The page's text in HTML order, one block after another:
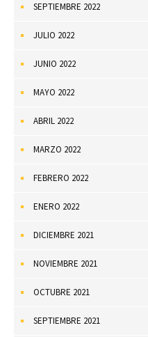
SEPTIEMBRE 2022
JULIO 2022
JUNIO 2022
MAYO 2022
ABRIL 2022
MARZO 2022
FEBRERO 2022
ENERO 2022
DICIEMBRE 2021
NOVIEMBRE 2021
OCTUBRE 2021
SEPTIEMBRE 2021